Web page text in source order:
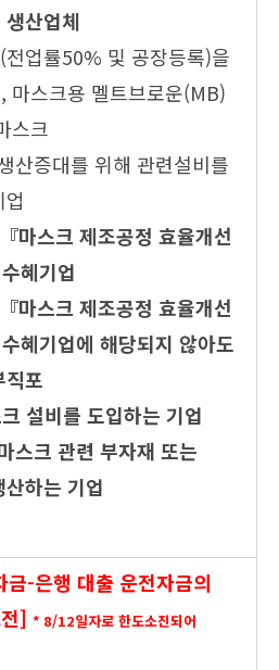
산업체
업률50% 및 공장등록)을
마스크용 멜트브로운(MB)
스크
증대를 위해 관련설비를
마스크 제조공정 효율개선
혜기업
마스크 제조공정 효율개선
혜기업에 해당되지 않아도
직포
설비를 도입하는 기업
크 관련 부자재 또는
하는 기업
금-은행 대출 운전자금의
전]* 8/12일자로 한도소진되어